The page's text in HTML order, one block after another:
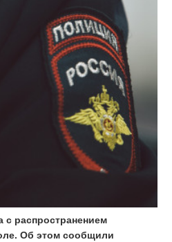
с распространением
Об этом сообщили